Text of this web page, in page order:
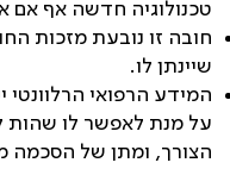
טכנולוגיה חדשה אף אם
חובה זו נובעת מזכות
שיינתן לו.
המידע הרפואי
על מנת לאפשר לו שהות
הצורך, ומתן של הסכמה